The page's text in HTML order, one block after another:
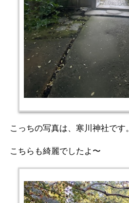
こっちの写真は、寒川神社です。
こちらも綺麗でしたよ〜